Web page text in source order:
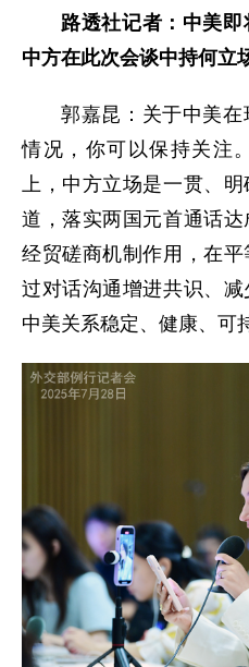
路透社记者：中美即
中方在此次会谈中持何立
郭嘉昆：关于中美
情况，你可以保持关注
上，中方立场是一贯、
道，落实两国元首通话
经贸磋商机制作用，在
过对话沟通增进共识、
中美关系稳定、健康、可